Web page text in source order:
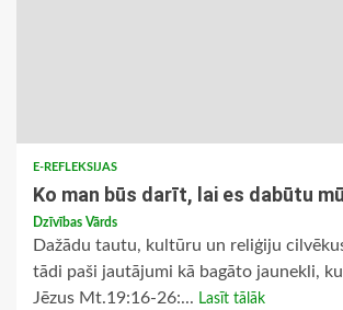
E-REFLEKSIJAS
Ko man būs darīt, lai es dabūtu
Dzīvības Vārds
Dažādu tautu, kultūru un reliģiju
tādi paši jautājumi kā bagāto jaunekli,
Jēzus Mt.19:16-26:... Lasīt tālāk